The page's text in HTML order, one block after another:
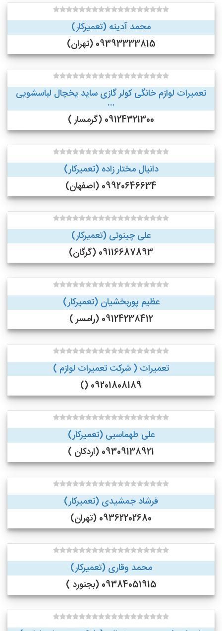
محمد آدینه (تعمیرکار)
09393333815 (تهران)
تعمیرات لوازم خانگی کولر گازی ساید یخچال لباسشویی
...
09124321300 (گرمسار )
دانیال مختار زاده (تعمیرکار)
09920646634 (اصفهان)
علی چینوئی (تعمیرکار)
09116687893 (گرگان)
عظیم پوربخشیان (تعمیرکار)
09124238412 (رامسر )
تعمیرات ( شرکت تعمیرات لوازم )
09201808189 ()
علی طهماسبی (تعمیرکار)
09309138921 (اردکان )
فرشاد جمشیدی (تعمیرکار)
09362202680 (تهران)
محمد وقاری (تعمیرکار)
09384051915 (بجنورد )